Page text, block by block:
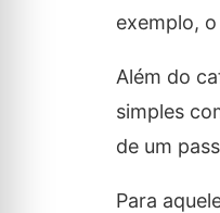
exemplo,
Além do
simples
de um
Para